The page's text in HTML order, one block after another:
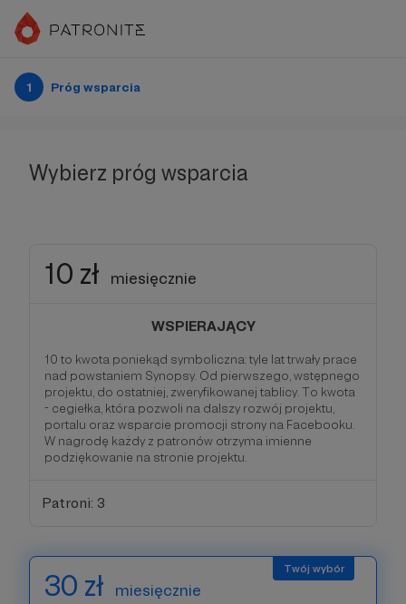
1 Próg wsparcia
Wybierz próg wsparcia
10 zł miesięcznie
WSPIERAJĄCY
10 to kwota poniekąd symboliczna: tyle lat trwały prace
nad powstaniem Synopsy. Od pierwszego, wstępnego
projektu, do ostatniej, zweryfikowanej tablicy. To kwota
- cegiełka, która pozwoli na dalszy rozwój projektu,
portalu oraz wsparcie promocji strony na Facebooku.
W nagrodę każdy z patronów otrzyma imienne
podziękowanie na stronie projektu.
Patroni: 3
30 zł miesięcznie